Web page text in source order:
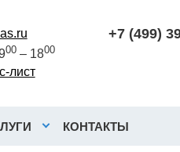
00– 1800
лист
+7 (499)
КОНТАКТЫ